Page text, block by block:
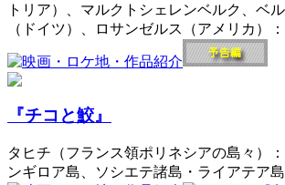
トリア）、マルクトシェレンベルク、ベ
（ドイツ）、ロサンゼルス（アメリカ）
『チコと鮫』
タヒチ（フランス領ポリネシアの島々）
ンギロア島、ソシエテ諸島・ライアテア